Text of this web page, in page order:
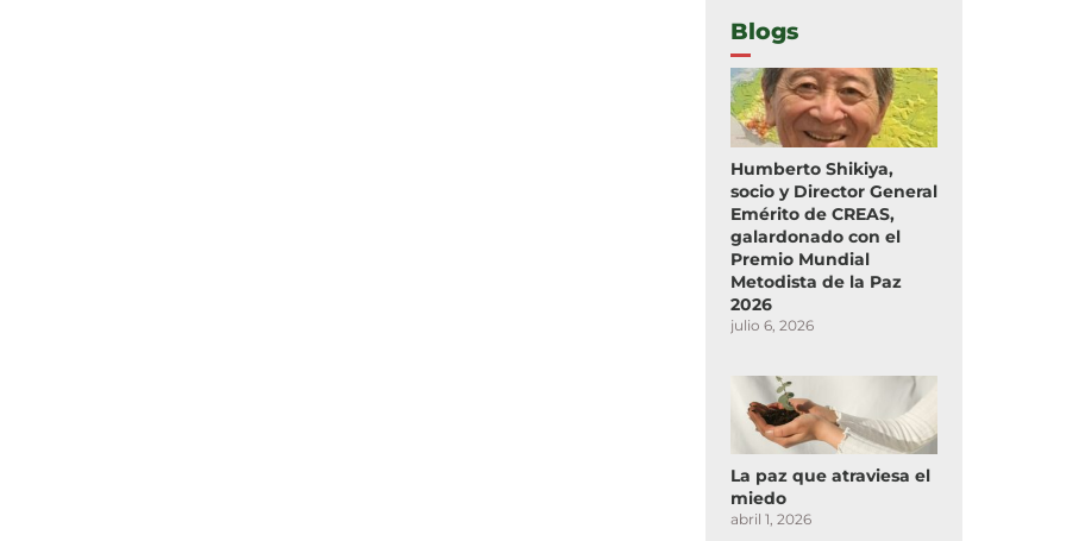
Blogs
Humberto Shikiya,
socio y Director General
Emérito de CREAS,
galardonado con el
Premio Mundial
Metodista de la Paz
2026
julio 6, 2026
La paz que atraviesa el
miedo
abril 1, 2026